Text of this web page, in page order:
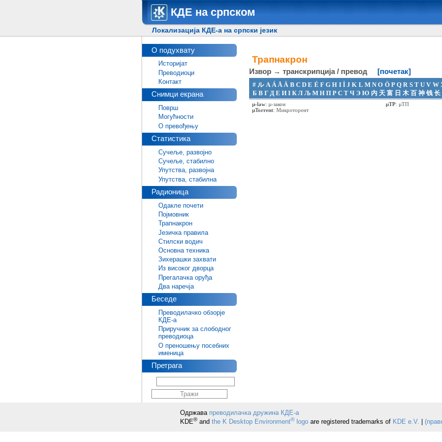
КДЕ на српском
Локализација КДЕ-а на српски језик
Трапнакрон
Извор → транскрипција / превод [почетак]
# ル A Á Å Ä B C D E É F G H I İ J K L M N O Ö P Q R S T U V W
Б В Г Д Е И І К Л Љ М Н П Р С Т Ч Э Ю 内 天 富 日 木 百 神 钱 长
µ-law: µ-закон
µTorrent: Микроторент
µTP: µТП
О подухвату
Историјат
Преводиоци
Контакт
Снимци екрана
Површ
Могућности
О превођењу
Статистика
Сучеље, развојно
Сучеље, стабилно
Упутства, развојна
Упутства, стабилна
Радионица
Одакле почети
Појмовник
Трапнакрон
Језичка правила
Стилски водич
Основна техника
Зихерашки захвати
Из високог дворца
Прегалачка оруђа
Два наречја
Беседе
Преводилачко обзорје
КДЕ-а
Приручник за слободног
преводиоца
О преношењу посебних
именица
Претрага
Одржава преводилачка дружина КДЕ-а
KDE®and the K Desktop Environment®logoare registered trademarks of KDE e.V.